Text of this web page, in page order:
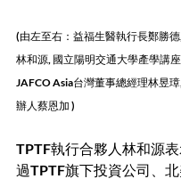
(由左至右：益福生醫執行長鄭勝德
林和源, 國立陽明交通大學產學講
JAFCO Asia台灣董事總經理林昱
辦人蔡恩加 )
TPTF執行合夥人林和源
過TPTF旗下投資公司、